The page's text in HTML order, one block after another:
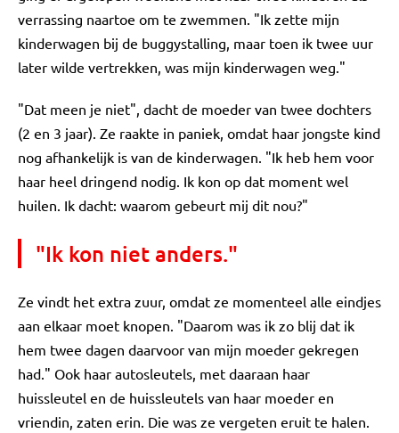
verrassing naartoe om te zwemmen. "Ik zette mijn
kinderwagen bij de buggystalling, maar toen ik twee uur
later wilde vertrekken, was mijn kinderwagen weg."
"Dat meen je niet", dacht de moeder van twee dochters
(2 en 3 jaar). Ze raakte in paniek, omdat haar jongste kind
nog afhankelijk is van de kinderwagen. "Ik heb hem voor
haar heel dringend nodig. Ik kon op dat moment wel
huilen. Ik dacht: waarom gebeurt mij dit nou?"
"Ik kon niet anders."
Ze vindt het extra zuur, omdat ze momenteel alle eindjes
aan elkaar moet knopen. "Daarom was ik zo blij dat ik
hem twee dagen daarvoor van mijn moeder gekregen
had." Ook haar autosleutels, met daaraan haar
huissleutel en de huissleutels van haar moeder en
vriendin, zaten erin. Die was ze vergeten eruit te halen.